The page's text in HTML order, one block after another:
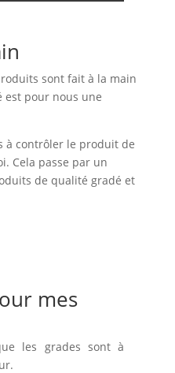
sont fait à la main
est pour nous une
à contrôler le produit de
Cela passe par un
de qualité gradé et
mes
les grades sont à